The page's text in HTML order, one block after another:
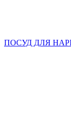
ПОСУД ДЛЯ